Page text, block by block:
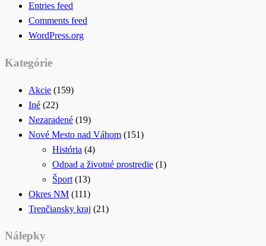
Entries feed
Comments feed
WordPress.org
Kategórie
Akcie (159)
Iné (22)
Nezaradené (19)
Nové Mesto nad Váhom (151)
História (4)
Odpad a životné prostredie (1)
Šport (13)
Okres NM (111)
Trenčiansky kraj (21)
Nálepky